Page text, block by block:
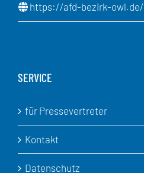
https://afd-bezirk-owl.de/
SERVICE
für Pressevertreter
Kontakt
Datenschutz